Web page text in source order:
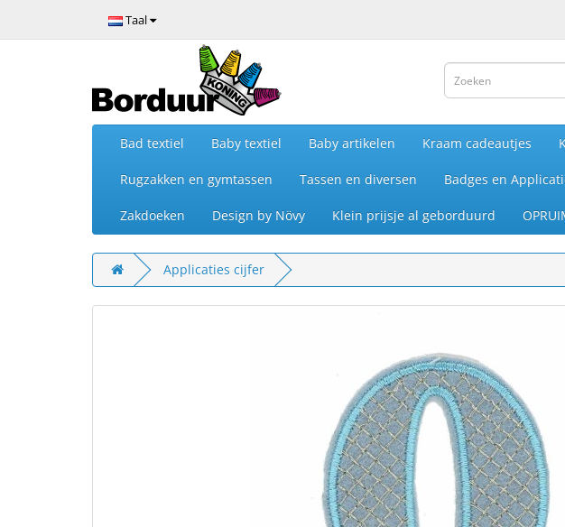
Taal
Bad textiel Baby textiel Baby artikelen Kraam cadeautjes
Rugzakken en gymtassen Tassen en diversen Badges en
Zakdoeken Design by Növy Klein prijsje al geborduurd
Applicaties cijfer